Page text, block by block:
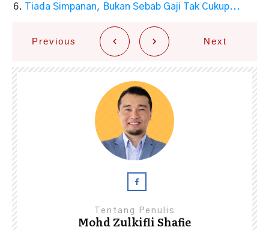
Tiada Simpanan, Bukan Sebab Gaji Tak Cukup...
Previous Next
Tentang Penulis
Mohd Zulkifli Shafie